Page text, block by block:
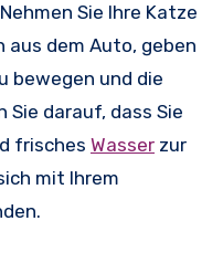
Sie Ihre Katze
aus dem Auto, geben
bewegen und die
Sie darauf, dass Sie
frisches Wasser zur
mit Ihrem